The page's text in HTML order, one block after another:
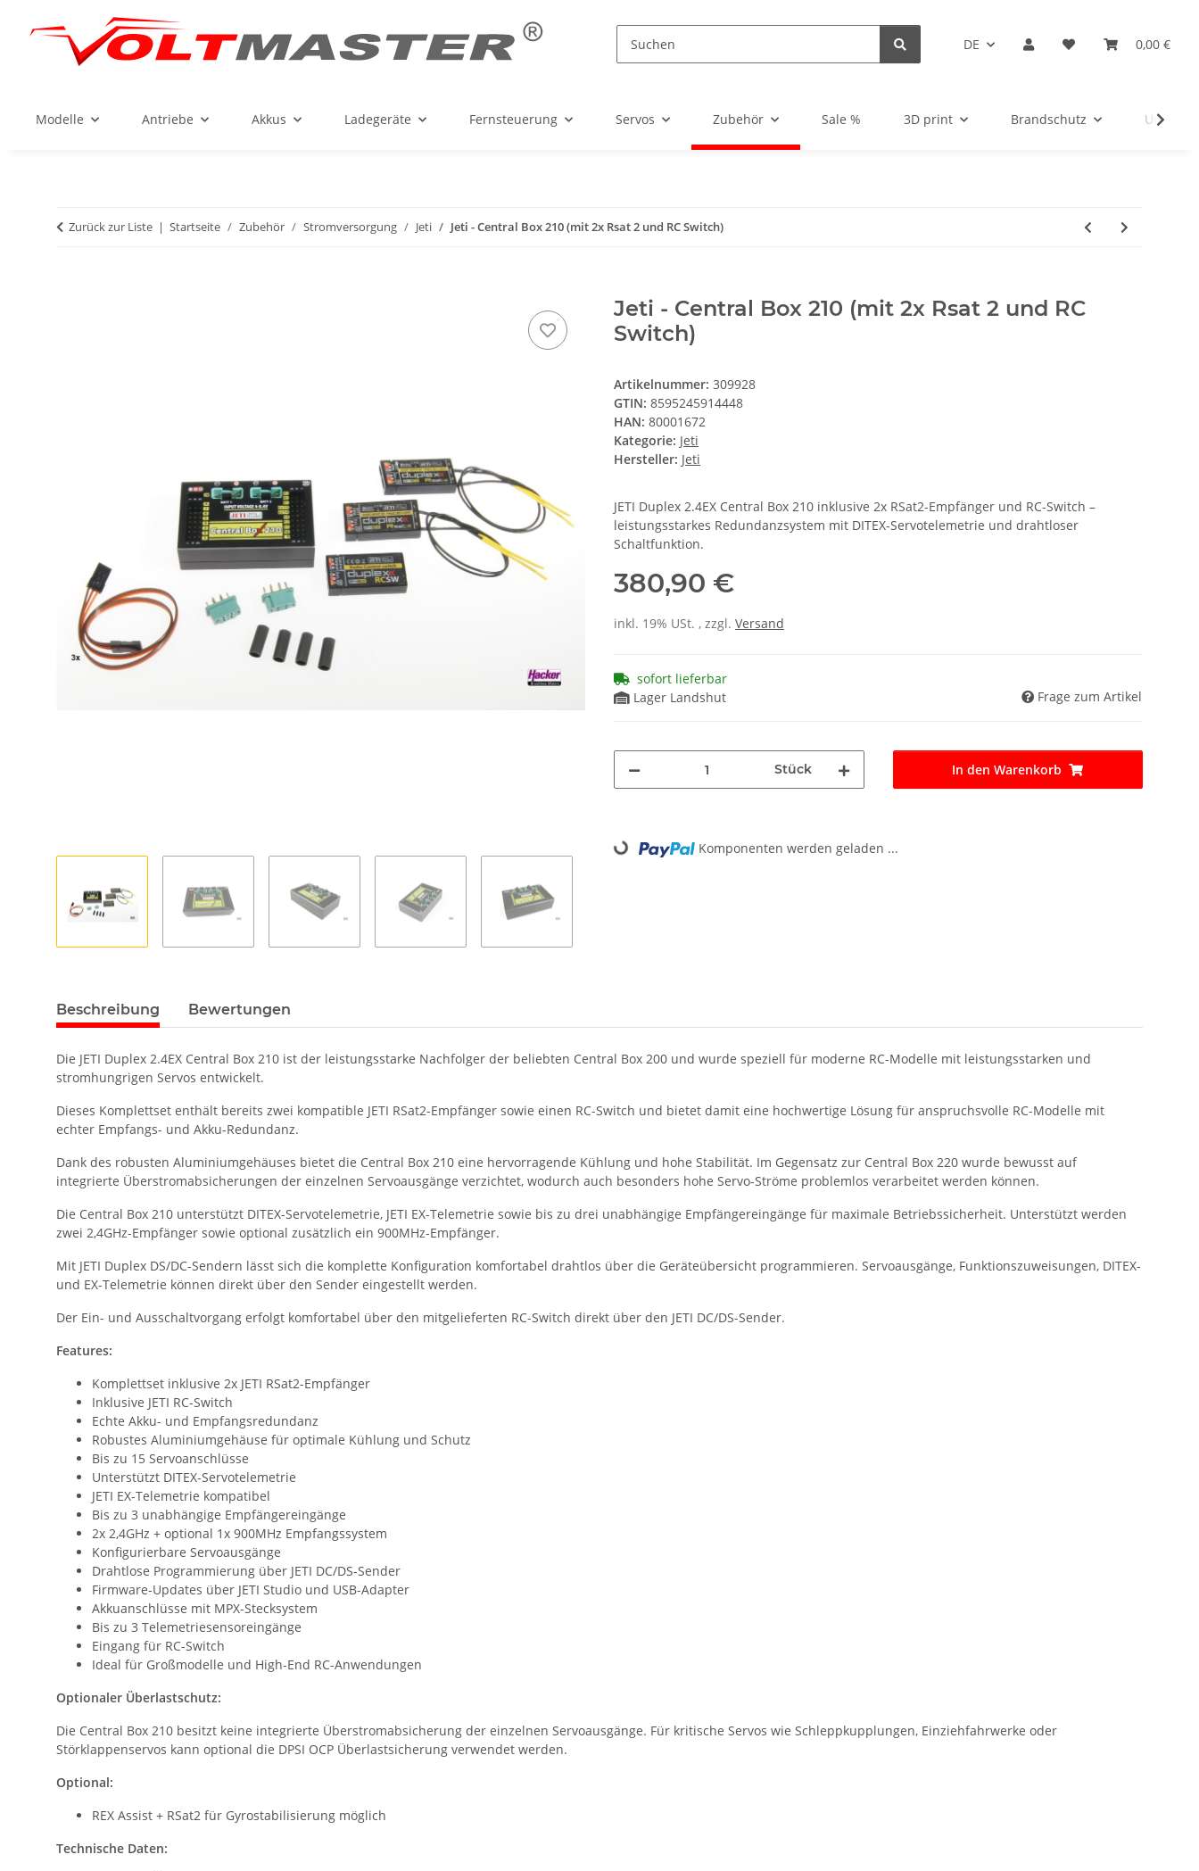
DE 0,00 €
Modelle Antriebe Akkus Ladegeräte Fernsteuerung Servos Zubehör Sale % 3D print Brandschutz
Zurück zur Liste Startseite Zubehör Stromversorgung Jeti Jeti - Central Box 210 (mit 2x Rsat 2 und RC Switch)
Jeti - Central Box 210 (mit 2x Rsat 2 und RC
Switch)
Artikelnummer: 309928
GTIN: 8595245914448
HAN: 80001672
Kategorie: Jeti
Hersteller: Jeti
JETI Duplex 2.4EX Central Box 210 inklusive 2x RSat2-Empfänger und RC-Switch –
leistungsstarkes Redundanzsystem mit DITEX-Servotelemetrie und drahtloser
Schaltfunktion.
380,90 €
inkl. 19% USt. , zzgl. Versand
sofort lieferbar
Lager Landshut
Frage zum Artikel
Stück In den Warenkorb
Loading... Komponenten werden geladen ...
Beschreibung Bewertungen
Die JETI Duplex 2.4EX Central Box 210 ist der leistungsstarke Nachfolger der beliebten Central Box 200 und wurde speziell für moderne RC-Modelle mit leistungsstarken und
stromhungrigen Servos entwickelt.
Dieses Komplettset enthält bereits zwei kompatible JETI RSat2-Empfänger sowie einen RC-Switch und bietet damit eine hochwertige Lösung für anspruchsvolle RC-Modelle mit
echter Empfangs- und Akku-Redundanz.
Dank des robusten Aluminiumgehäuses bietet die Central Box 210 eine hervorragende Kühlung und hohe Stabilität. Im Gegensatz zur Central Box 220 wurde bewusst auf
integrierte Überstromabsicherungen der einzelnen Servoausgänge verzichtet, wodurch auch besonders hohe Servo-Ströme problemlos verarbeitet werden können.
Die Central Box 210 unterstützt DITEX-Servotelemetrie, JETI EX-Telemetrie sowie bis zu drei unabhängige Empfängereingänge für maximale Betriebssicherheit. Unterstützt werden
zwei 2,4GHz-Empfänger sowie optional zusätzlich ein 900MHz-Empfänger.
Mit JETI Duplex DS/DC-Sendern lässt sich die komplette Konfiguration komfortabel drahtlos über die Geräteübersicht programmieren. Servoausgänge, Funktionszuweisungen, DITEX-
und EX-Telemetrie können direkt über den Sender eingestellt werden.
Der Ein- und Ausschaltvorgang erfolgt komfortabel über den mitgelieferten RC-Switch direkt über den JETI DC/DS-Sender.
Features:
Komplettset inklusive 2x JETI RSat2-Empfänger
Inklusive JETI RC-Switch
Echte Akku- und Empfangsredundanz
Robustes Aluminiumgehäuse für optimale Kühlung und Schutz
Bis zu 15 Servoanschlüsse
Unterstützt DITEX-Servotelemetrie
JETI EX-Telemetrie kompatibel
Bis zu 3 unabhängige Empfängereingänge
2x 2,4GHz + optional 1x 900MHz Empfangssystem
Konfigurierbare Servoausgänge
Drahtlose Programmierung über JETI DC/DS-Sender
Firmware-Updates über JETI Studio und USB-Adapter
Akkuanschlüsse mit MPX-Stecksystem
Bis zu 3 Telemetriesensoreingänge
Eingang für RC-Switch
Ideal für Großmodelle und High-End RC-Anwendungen
Optionaler Überlastschutz:
Die Central Box 210 besitzt keine integrierte Überstromabsicherung der einzelnen Servoausgänge. Für kritische Servos wie Schleppkupplungen, Einziehfahrwerke oder
Störklappenservos kann optional die DPSI OCP Überlastsicherung verwendet werden.
Optional:
REX Assist + RSat2 für Gyrostabilisierung möglich
Technische Daten: